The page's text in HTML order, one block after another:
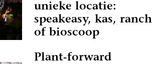
unieke locatie:
speakeasy, kas, ranch
of bioscoop
Plant-forward